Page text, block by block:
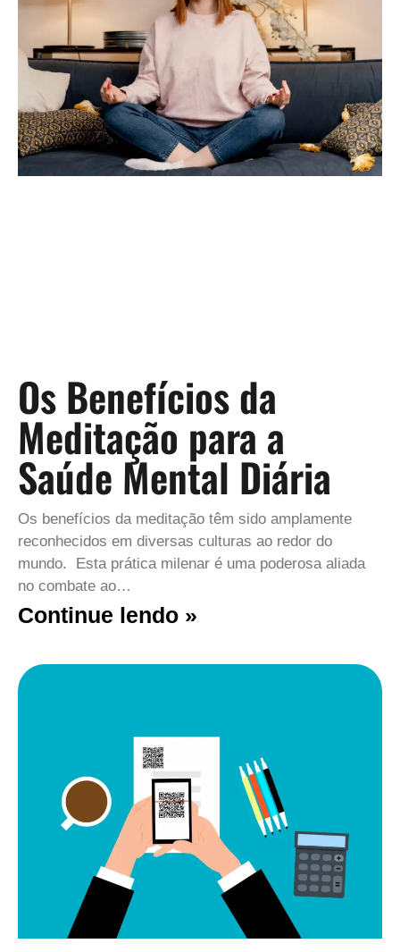
Os Benefícios da
Meditação para a
Saúde Mental Diária
Os benefícios da meditação têm sido amplamente
reconhecidos em diversas culturas ao redor do
mundo. Esta prática milenar é uma poderosa aliada
no combate ao…
Continue lendo »